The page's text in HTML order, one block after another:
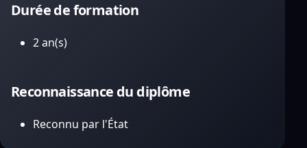
Durée de formation
2 an(s)
Reconnaissance du diplôme
Reconnu par l'État